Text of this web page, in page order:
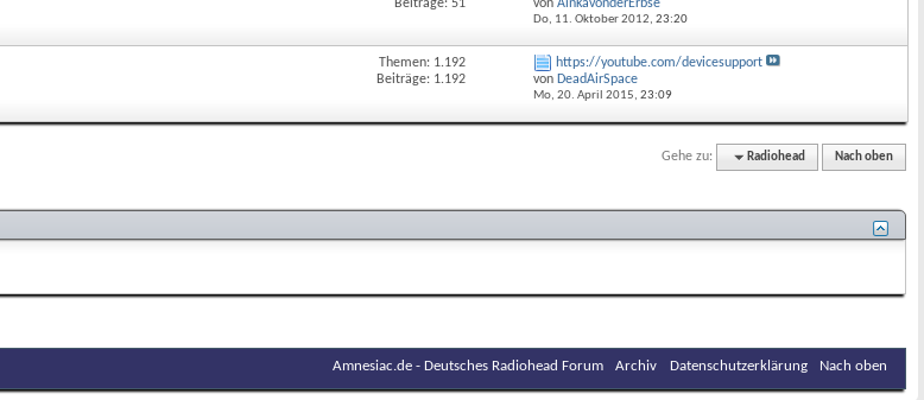
Beiträge: 51
von AinkavonderErbse
Do, 11. Oktober 2012, 23:20
Themen: 1.192
Beiträge: 1.192
https://youtube.com/devicesupport
von DeadAirSpace
Mo, 20. April 2015, 23:09
Gehe zu: Radiohead Nach oben
Amnesiac.de - Deutsches Radiohead Forum Archiv Datenschutzerklärung Nach oben